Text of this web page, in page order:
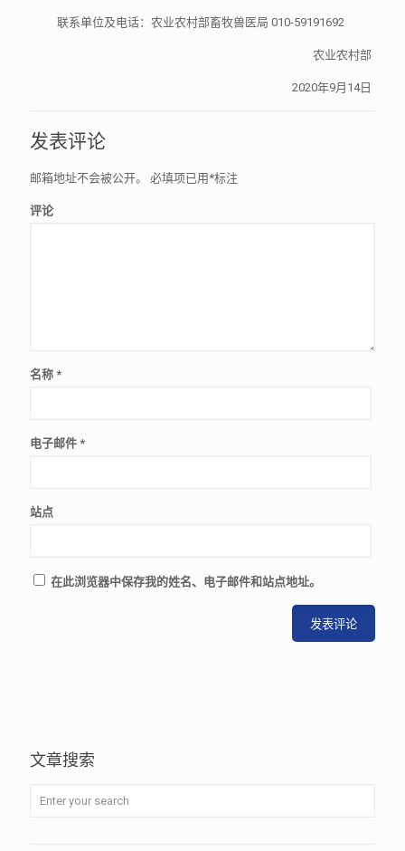
联系单位及电话：农业农村部畜牧兽医局 010-59191692
农业农村部
2020年9月14日
发表评论
邮箱地址不会被公开。 必填项已用 *标注
评论
名称 *
电子邮件 *
站点
在此浏览器中保存我的姓名、电子邮件和站点地址。
文章搜索